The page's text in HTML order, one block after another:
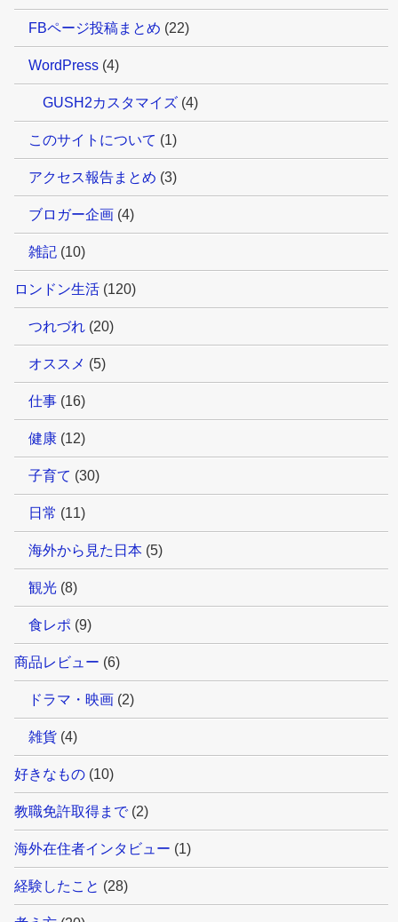
FBページ投稿まとめ (22)
WordPress (4)
GUSH2カスタマイズ (4)
このサイトについて (1)
アクセス報告まとめ (3)
ブロガー企画 (4)
雑記 (10)
ロンドン生活 (120)
つれづれ (20)
オススメ (5)
仕事 (16)
健康 (12)
子育て (30)
日常 (11)
海外から見た日本 (5)
観光 (8)
食レポ (9)
商品レビュー (6)
ドラマ・映画 (2)
雑貨 (4)
好きなもの (10)
教職免許取得まで(2)
海外在住者インタビュー (1)
経験したこと (28)